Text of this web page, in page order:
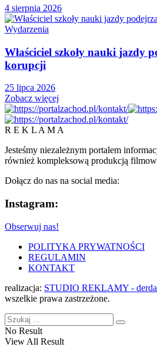
4 sierpnia 2026
Wydarzenia
Właściciel szkoły nauki jazdy
korupcji
25 lipca 2026
Zobacz więcej
R E K L A M A
Jesteśmy niezależnym portalem
również kompleksową produkcją
Dołącz do nas na social media:
Instagram:
Obserwuj nas!
POLITYKA PRYWATNOŚCI
REGULAMIN
KONTAKT
realizacja: STUDIO REKLAMY -
wszelkie prawa zastrzeżone.
No Result
View All Result